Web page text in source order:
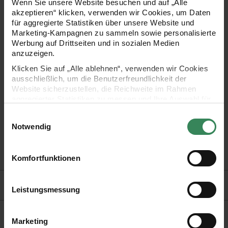
Wenn Sie unsere Website besuchen und auf „Alle
akzeptieren“ klicken, verwenden wir Cookies, um Daten
für aggregierte Statistiken über unsere Website und
Marketing-Kampagnen zu sammeln sowie personalisierte
Werbung auf Drittseiten und in sozialen Medien
anzuzeigen.
Klicken Sie auf „Alle ablehnen“, verwenden wir Cookies
ausschließlich, um die Benutzerfreundlichkeit der
Website sicherzustellen, die Reichweite im Rahmen
Ihre Einwilligung ist freiwillig und kann jederzeit über den
Link „Cookie-Einstellungen“ im Fußbereich der Seite
verwendeten Technologien und den Empfängern der
Daten finden Sie in unserer Datenschutzerklärung.
Notwendig
Komfortfunktionen
Leistungsmessung
Marketing
Fensterdekoration. Alles, was Sie dafür benötigen, ist
inklusive verständlicher Anleitung in diesem Set enthalten.
- Makramee Set zum Knüpfen von einem kleinen und zwei
mittelgroßen Blättern
Baumwolle, 13% Viskose, Anleitung